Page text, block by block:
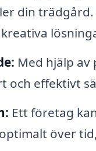
din
Med hjälp
och effektivt
Ett företag
över